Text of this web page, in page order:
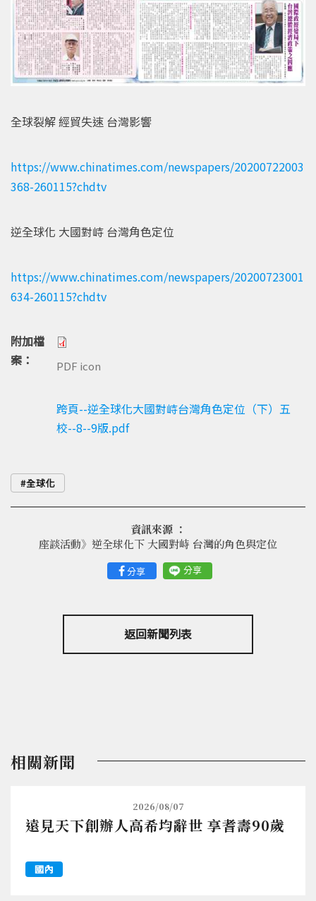
全球裂解 經貿失速 台灣影響
https://www.chinatimes.com/newspapers/20200722003
368-260115?chdtv
逆全球化 大國對峙 台灣角色定位
https://www.chinatimes.com/newspapers/20200723001
634-260115?chdtv
附加檔
案：
PDF icon
跨頁--逆全球化大國對峙台灣角色定位（下）五
校--8--9版.pdf
全球化
分享 分享
資訊來源 ：
座談活動》逆全球化下 大國對峙 台灣的角色與定位
返回新聞列表
相關新聞
2026/08/07
遠見天下創辦人高希均辭世 享耆壽90歲
國內